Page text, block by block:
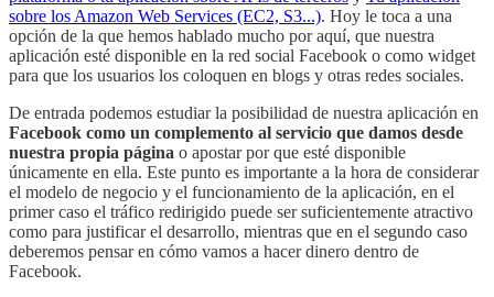
sobre los Amazon Web Services (EC2, S3...). Hoy le toca a una
opción de la que hemos hablado mucho por aquí, que nuestra
aplicación esté disponible en la red social Facebook o como widget
para que los usuarios los coloquen en blogs y otras redes sociales.
De entrada podemos estudiar la posibilidad de nuestra aplicación en
Facebook como un complemento al servicio que damos desde
nuestra propia página o apostar por que esté disponible
únicamente en ella. Este punto es importante a la hora de considerar
el modelo de negocio y el funcionamiento de la aplicación, en el
primer caso el tráfico redirigido puede ser suficientemente atractivo
como para justificar el desarrollo, mientras que en el segundo caso
deberemos pensar en cómo vamos a hacer dinero dentro de
Facebook.